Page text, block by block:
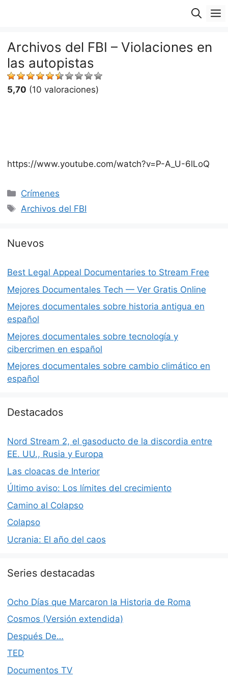
Archivos del FBI – Violaciones en
las autopistas
5,70 (10 valoraciones)
https://www.youtube.com/watch?v=P-A_U-6lLoQ
Categorías
Crímenes
Etiquetas
Archivos del FBI
Nuevos
Best Legal Appeal Documentaries to Stream Free
Mejores Documentales Tech — Ver Gratis Online
Mejores documentales sobre historia antigua en
español
Mejores documentales sobre tecnología y
cibercrimen en español
Mejores documentales sobre cambio climático en
español
Destacados
Nord Stream 2, el gasoducto de la discordia entre
EE. UU., Rusia y Europa
Las cloacas de Interior
Último aviso: Los límites del crecimiento
Camino al Colapso
Colapso
Ucrania: El año del caos
Series destacadas
Ocho Días que Marcaron la Historia de Roma
Cosmos (Versión extendida)
Después De…
TED
Documentos TV